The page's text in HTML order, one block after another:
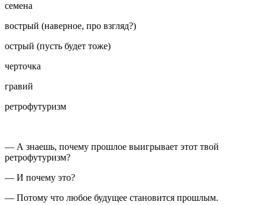
семена
вострый (наверное, про взгляд?)
острый (пусть будет тоже)
черточка
гравий
ретрофутуризм
— А знаешь, почему прошлое выигрывает этот твой
ретрофутуризм?
— И почему это?
— Потому что любое будущее становится прошлым.